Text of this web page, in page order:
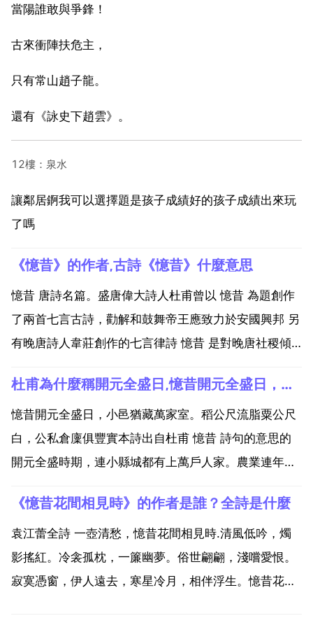
當陽誰敢與爭鋒！
古來衝陣扶危主，
只有常山趙子龍。
還有《詠史下趙雲》。
12樓：泉水
讓鄰居錒我可以選擇題是孩子成績好的孩子成績出來玩
了嗎
《憶昔》的作者,古詩《憶昔》什麼意思
憶昔 唐詩名篇。盛唐偉大詩人杜甫曾以 憶昔 為題創作
了兩首七言古詩，勸解和鼓舞帝王應致力於安國興邦 另
有晚唐詩人韋莊創作的七言律詩 憶昔 是對晚唐社稷傾
日，小邑猶bai藏萬家室。稻公尺流du脂粟公尺白，公
私倉廩俱zhi豐實。九州道路無豺虎，dao遠...
杜甫為什麼稱開元全盛日,憶昔開元全盛日，小邑猶藏萬家室中的開元全盛日是指什麼,杜甫寫這首詩的時候唐朝還是全盛日嗎？
憶昔開元全盛日，小邑猶藏萬家室。稻公尺流脂粟公尺
白，公私倉廩俱豐實本詩出自杜甫 憶昔 詩句的意思的
開元全盛時期，連小縣城都有上萬戶人家。農業連年獲
富裕。杜甫是安史之亂之後的人，表露出詩人對盛世不
再的傷感 憶昔開元全盛日，小邑猶藏萬家室 中的開元
全盛日是...
《憶昔花間相見時》的作者是誰？全詩是什麼
袁江蕾全詩 一壺清愁，憶昔花間相見時.清風低吟，燭
影搖紅。冷衾孤枕，一簾幽夢。俗世翩翩，淺嚐愛恨。
寂寞憑窗，伊人遠去，寒星冷月，相伴浮生。憶昔花間